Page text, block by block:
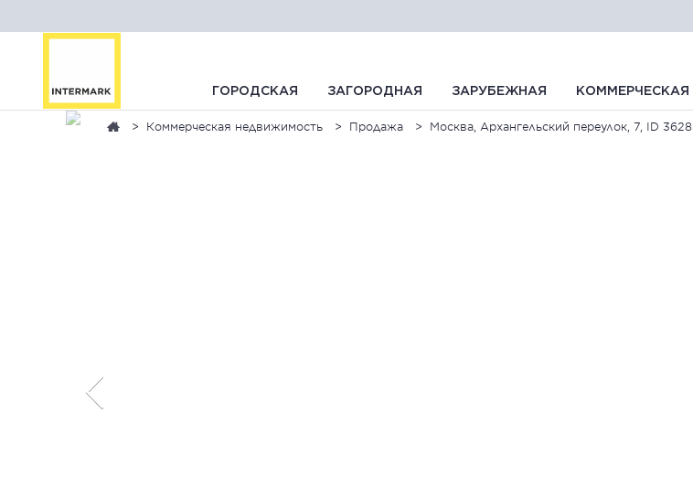
ГОРОДСКАЯ ЗАГОРОДНАЯ ЗАРУБЕЖНАЯ КОММЕРЧЕСКАЯ
Коммерческая недвижимость Продажа Москва, Архангельский переулок, 7, ID 3628